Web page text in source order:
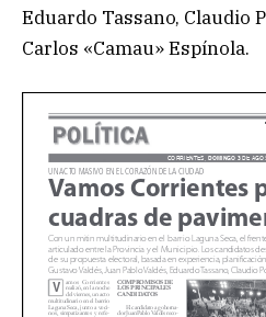
Eduardo Tassano, Claudio
Carlos «Camau» Espínola.